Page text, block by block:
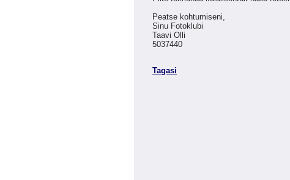
Peatse kohtumiseni,
Sinu Fotoklubi
Taavi Olli
5037440
Tagasi